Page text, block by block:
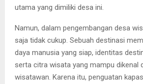
utama yang dimiliki desa ini.
Namun, dalam pengembangan desa
saja tidak cukup. Sebuah destinasi
daya manusia yang siap, identitas
serta citra wisata yang mampu dikenal
wisatawan. Karena itu, penguatan